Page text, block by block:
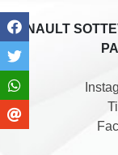
RENAULT